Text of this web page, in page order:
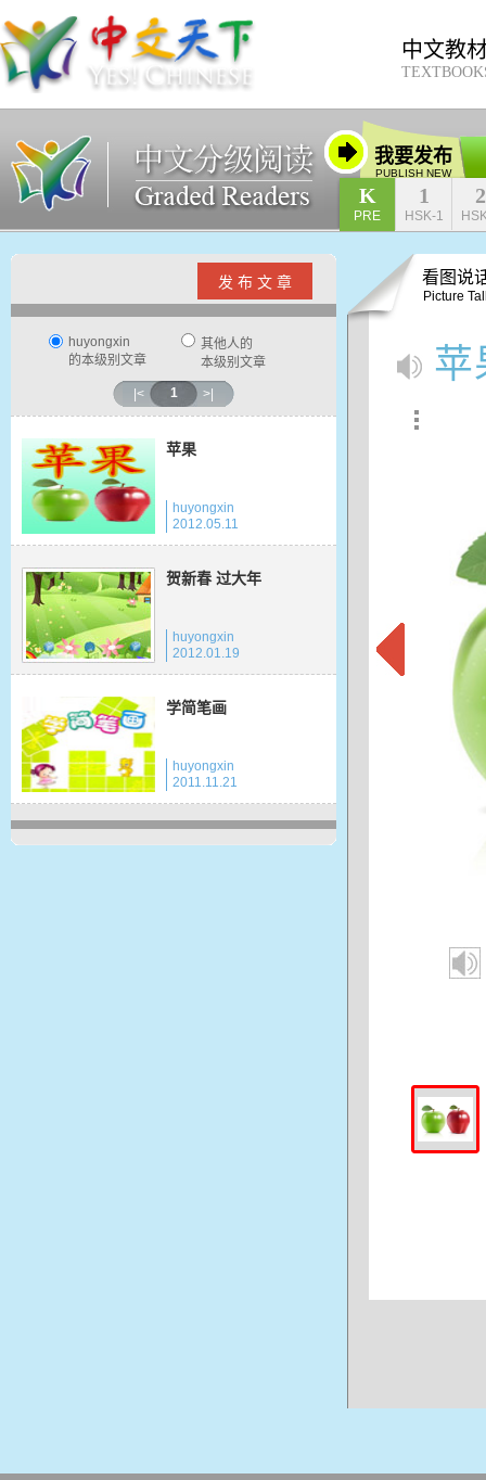
中文教
我要发布
PUBLISH NEW
K
PRE
1
HSK-1
2
发 布 文 章
huyongxin
的本级别文章
其他人的
本级别文章
|< 1 >|
苹果
huyongxin
2012.05.11
贺新春 过大年
huyongxin
2012.01.19
学简笔画
huyongxin
2011.11.21
看图说
Picture
苹